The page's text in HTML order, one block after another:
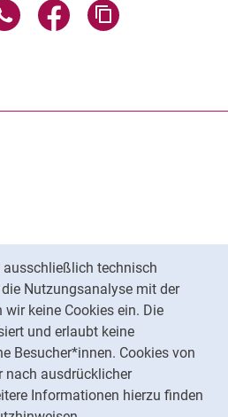
ausschließlich technisch
Nutzungsanalyse mit der
keine Cookies ein. Die
und erlaubt keine
Besucher*innen. Cookies von
nach ausdrücklicher
Informationen hierzu finden
über E-Mail teilen
Seite über WhatsApp teilen
Seite über Facebook